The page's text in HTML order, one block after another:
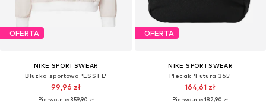
OFERTA
NIKE SPORTSWEAR
Bluzka sportowa 'ESSTL'
99,96 zł
Pierwotnie: 359,90 zł
OFERTA
NIKE SPORTSWEAR
Plecak 'Futura 365'
164,61 zł
Pierwotnie: 182,90 zł